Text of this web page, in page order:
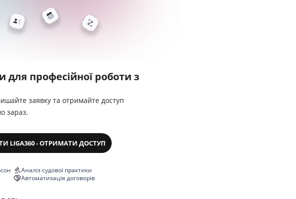
для професійної роботи з
заявку та отримайте доступ
зараз.
LIGA360 - ОТРИМАТИ ДОСТУП
Аналіз судової практики
Автоматизація договорів